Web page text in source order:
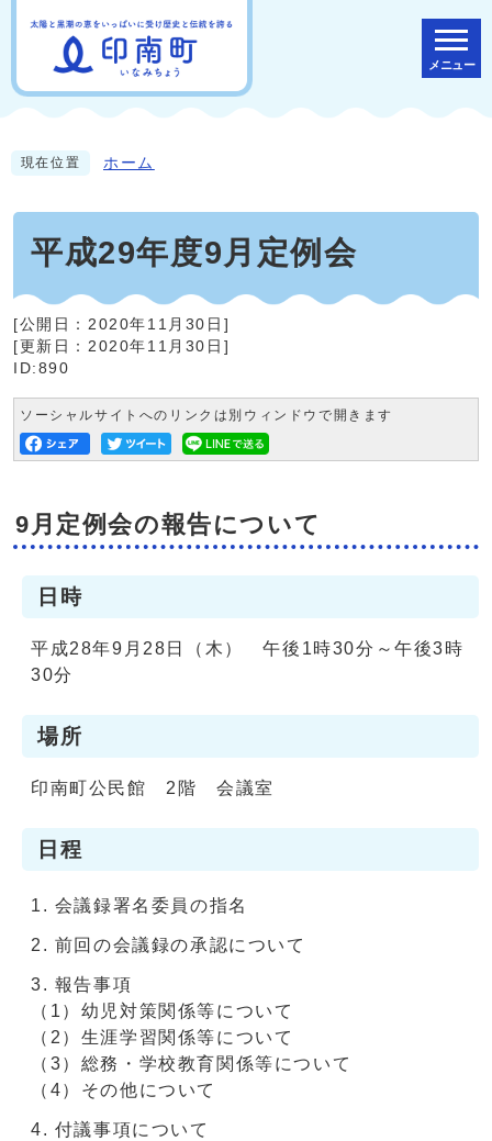
メニュー
現在位置 ホーム
平成29年度9月定例会
[公開日： 2020年11月30日 ]
[更新日： 2020年11月30日 ]
ID:890
ソーシャルサイトへのリンクは別ウィンドウで開きます
9月定例会の報告について
日時
平成28年9月28日（木） 午後1時30分～午後3時
30分
場所
印南町公民館 2階 会議室
日程
会議録署名委員の指名
前回の会議録の承認について
報告事項
（1）幼児対策関係等について
（2）生涯学習関係等について
（3）総務・学校教育関係等について
（4）その他について
付議事項について